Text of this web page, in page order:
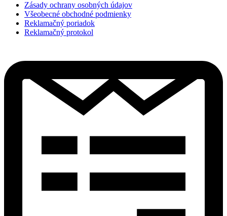
Zásady ochrany osobných údajov
Všeobecné obchodné podmienky
Reklamačný poriadok
Reklamačný protokol